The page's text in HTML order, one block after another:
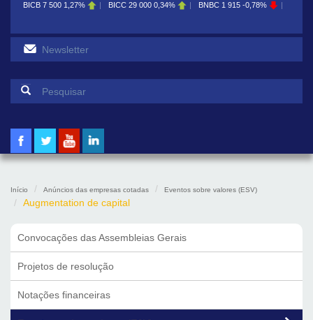
BICB 7 500 1,27% BICC 29 000 0,34% BNBC 1 915 -0,78% BOAB
Formulário de pesquisa
Início Anúncios das empresas cotadas Eventos sobre valores (ESV)
Augmentation de capital
Convocações das Assembleias Gerais
Projetos de resolução
Notações financeiras